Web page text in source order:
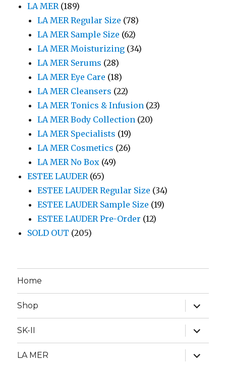
LA MER (189)
LA MER Regular Size (78)
LA MER Sample Size (62)
LA MER Moisturizing (34)
LA MER Serums (28)
LA MER Eye Care (18)
LA MER Cleansers (22)
LA MER Tonics & Infusion (23)
LA MER Body Collection (20)
LA MER Specialists (19)
LA MER Cosmetics (26)
LA MER No Box (49)
ESTEE LAUDER (65)
ESTEE LAUDER Regular Size (34)
ESTEE LAUDER Sample Size (19)
ESTEE LAUDER Pre-Order (12)
SOLD OUT (205)
Home
Shop
expand
child
menu
SK-II
expand
child
menu
LA MER
expand
child